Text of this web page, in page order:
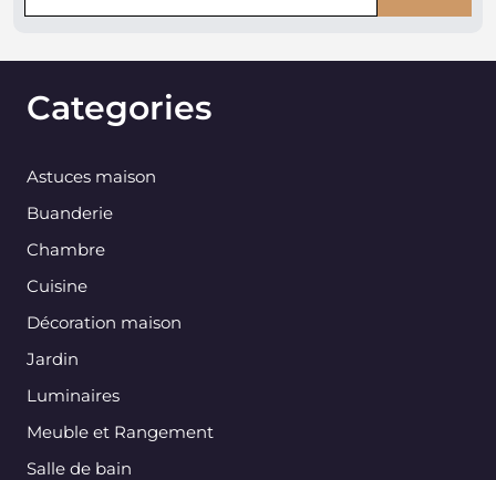
Categories
Astuces maison
Buanderie
Chambre
Cuisine
Décoration maison
Jardin
Luminaires
Meuble et Rangement
Salle de bain